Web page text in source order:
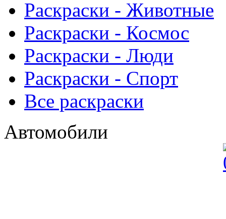
Раскраски - Животныe
Раскраски - Космос
Раскраски - Люди
Раскраски - Спорт
Все раскраски
Автомобили